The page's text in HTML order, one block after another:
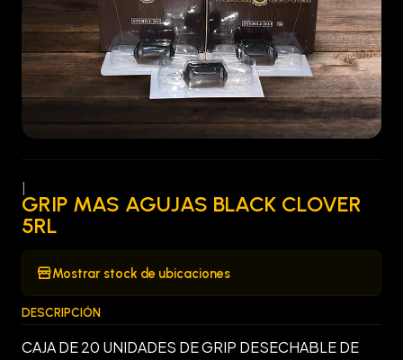
GRIP MAS AGUJAS BLACK CLOVER
5RL
Mostrar stock de ubicaciones
DESCRIPCIÓN
CAJA DE 20 UNIDADES DE GRIP DESECHABLE DE